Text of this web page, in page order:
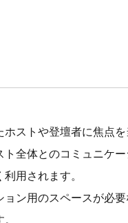
ストや登壇者に焦点
全体とのコミュニケ
用されます。
ン用のスペースが必